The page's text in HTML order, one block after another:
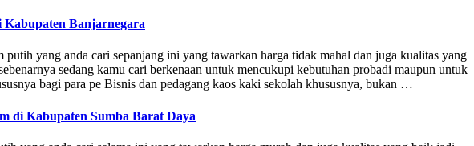
Kabupaten Banjarnegara
yang anda cari sepanjang ini yang tawarkan harga tidak mahal dan juga kualitas yang
sedang kamu cari berkenaan untuk mencukupi kebutuhan probadi maupun untuk
bagi para pe Bisnis dan pedagang kaos kaki sekolah khususnya, bukan …
di Kabupaten Sumba Barat Daya